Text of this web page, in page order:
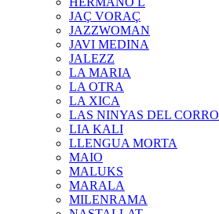
JAÇ VORAÇ
JAZZWOMAN
JAVI MEDINA
JALEZZ
LA MARIA
LA OTRA
LA XICA
LAS NINYAS DEL CORRO
LIA KALI
LLENGUA MORTA
MAIO
MALUKS
MARALA
MILENRAMA